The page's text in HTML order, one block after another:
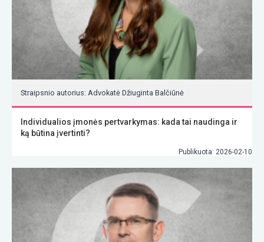
Straipsnio autorius: Advokatė Džiuginta Balčiūnė
Individualios įmonės pertvarkymas: kada tai naudinga ir
ką būtina įvertinti?
Publikuota: 2026-02-10